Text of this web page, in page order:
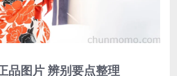
品图片 辨别要点整理